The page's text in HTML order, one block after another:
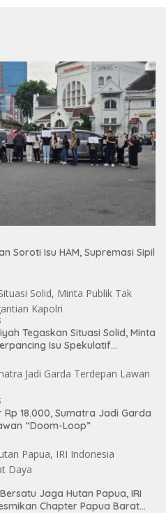
Soroti Isu HAM, Supremasi Sipil
Tegaskan Situasi Solid, Minta
Isu Spekulatif
Rp 18.000, Sumatra Jadi Garda
“Doom-Loop”
Jaga Hutan Papua, IRI
Chapter Papua Barat